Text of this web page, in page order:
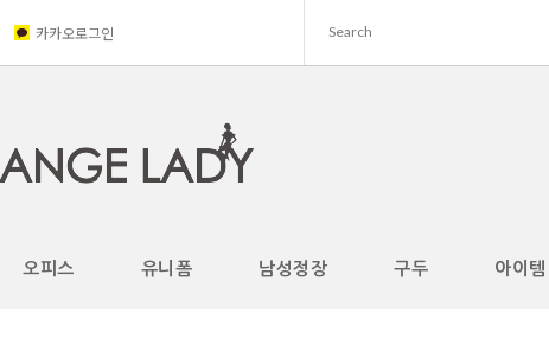
카카오로그인
오피스 유니폼 남성정장 구두 아이템